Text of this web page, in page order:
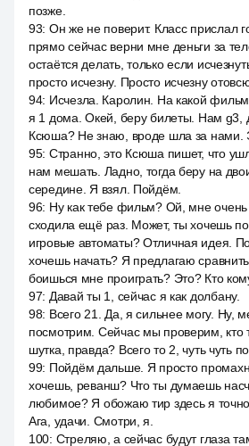
позже.
93: Он же не поверит. Класс прислал
прямо сейчас верни мне деньги за
остаётся делать, только если
просто исчезну. Просто исчезну
94: Исчезла. Каролин. На какой
я 1 дома. Окей, беру билеты. Нам g3,
Ксюша? Не знаю, вроде шла за нами.
95: Странно, это Ксюша пишет, что
нам мешать. Ладно, тогда беру на
середине. Я взял. Пойдём.
96: Ну как тебе фильм? Ой, мне
сходила ещё раз. Может, ты хочешь
игровые автоматы? Отличная идея.
хочешь начать? Я предлагаю
боишься мне проиграть? Это? Кто
97: Давай ты 1, сейчас я как долбану.
98: Всего 21. Да, я сильнее могу. Ну,
посмотрим. Сейчас мы проверим, кто
шутка, правда? Всего то 2, чуть чуть
99: Пойдём дальше. Я просто
хочешь, реванш? Что ты думаешь
любимое? Я обожаю тир здесь я
Ага, удачи. Смотри, я.
100: Стреляю, а сейчас будут глаза